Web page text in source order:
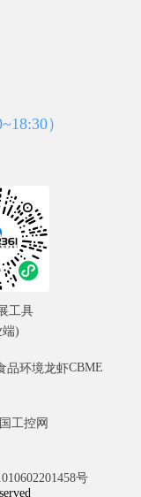
）
品环境龙虾CBME
工控网
号
工具
)